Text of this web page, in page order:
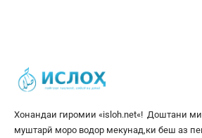
Хонандаи гиромии «isloh.net«! Доштани
муштарӣ моро водор мекунад,ки беш аз